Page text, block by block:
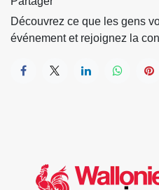
Découvrez ce que les gens
événement et rejoignez la